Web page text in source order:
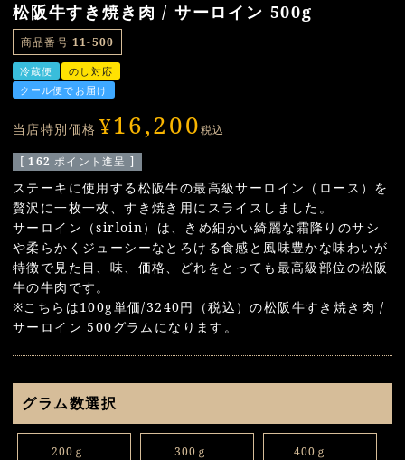
松阪牛すき焼き肉 / サーロイン 500g
商品番号 11-500
冷蔵便
のし対応
クール便でお届け
当店特別価格 ¥16,200税込
[ 162 ポイント進呈 ]
ステーキに使用する松阪牛の最高級サーロイン（ロース）を
贅沢に一枚一枚、すき焼き用にスライスしました。
サーロイン（sirloin）は、きめ細かい綺麗な霜降りのサシ
や柔らかくジューシーなとろける食感と風味豊かな味わいが
特徴で見た目、味、価格、どれをとっても最高級部位の松阪
牛の牛肉です。
※こちらは100g単価/3240円（税込）の松阪牛すき焼き肉 /
サーロイン 500グラムになります。
グラム数選択
200ｇ
300ｇ
400ｇ